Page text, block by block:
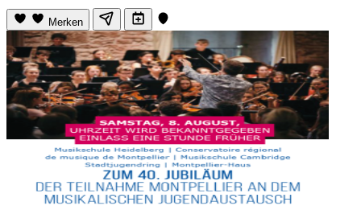
Merken